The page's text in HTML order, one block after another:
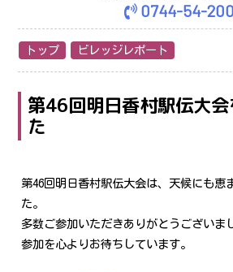
0744-54-
トップ ビレッジレポート
第46回明日香村駅伝大
た
第46回明日香村駅伝大会は、天候にも恵
た。
多数ご参加いただきありがとうございま
参加を心よりお待ちしています。